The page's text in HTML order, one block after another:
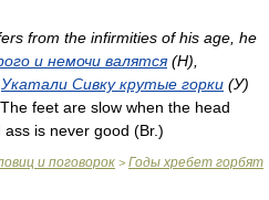
from the infirmities of his age, he
и немочи валятся(H),
Укатали Сивку крутые горки (У)
feet are slow when the head
ass is never good (Br.)
и поговорок > Годы хребет горбят